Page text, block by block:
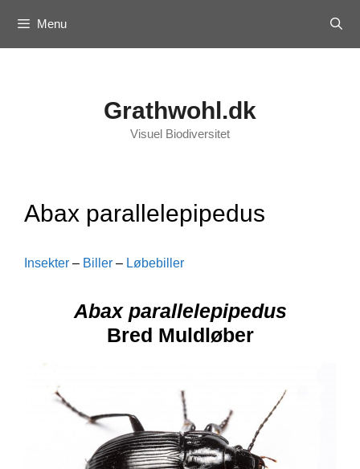
content
Menu
Grathwohl.dk
Visuel Biodiversitet
Abax parallelepipedus
Insekter – Biller – Løbebiller
Abax parallelepipedus
Bred Muldløber